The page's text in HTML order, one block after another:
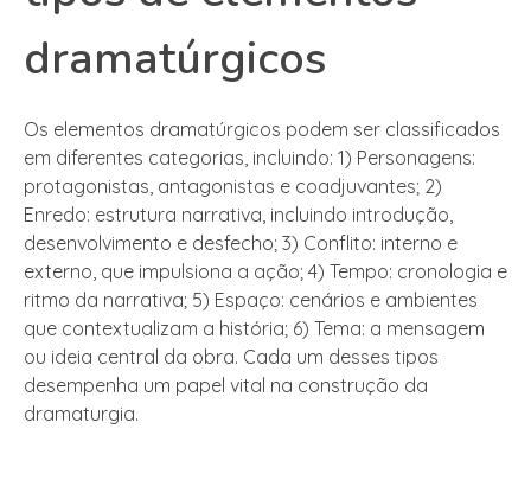
dramatúrgicos
Os elementos dramatúrgicos podem ser classificados
em diferentes categorias, incluindo: 1) Personagens:
protagonistas, antagonistas e coadjuvantes; 2)
Enredo: estrutura narrativa, incluindo introdução,
desenvolvimento e desfecho; 3) Conflito: interno e
externo, que impulsiona a ação; 4) Tempo: cronologia e
ritmo da narrativa; 5) Espaço: cenários e ambientes
que contextualizam a história; 6) Tema: a mensagem
ou ideia central da obra. Cada um desses tipos
desempenha um papel vital na construção da
dramaturgia.